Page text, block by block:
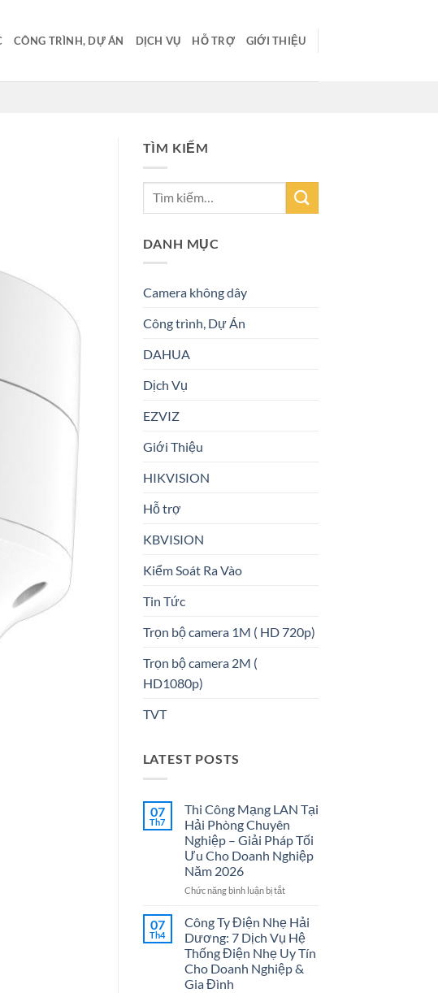
CÔNG TRÌNH, DỰ ÁN DỊCH VỤ HỖ TRỢ GIỚI THIỆU
TÌM KIẾM
DANH MỤC
Camera không dây
Công trình, Dự Án
DAHUA
Dịch Vụ
EZVIZ
Giới Thiệu
HIKVISION
Hỗ trợ
KBVISION
Kiểm Soát Ra Vào
Tin Tức
Trọn bộ camera 1M ( HD 720p)
Trọn bộ camera 2M (
HD1080p)
TVT
LATEST POSTS
07
Th7
Thi Công Mạng LAN Tại
Hải Phòng Chuyên
Nghiệp – Giải Pháp Tối
Ưu Cho Doanh Nghiệp
Năm 2026
Chức năng bình luận bị tắtở
Công
Mạng
LAN
Tại
Hải
07
Th4
Công Ty Điện Nhẹ Hải
Dương: 7 Dịch Vụ Hệ
Thống Điện Nhẹ Uy Tín
Cho Doanh Nghiệp &
Gia Đình